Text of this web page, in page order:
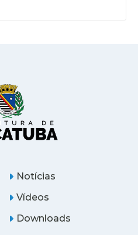
Notícias
Vídeos
Downloads